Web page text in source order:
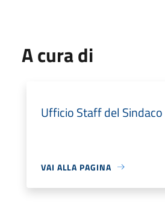
A cura di
Ufficio Staff del Sindaco
VAI ALLA PAGINA